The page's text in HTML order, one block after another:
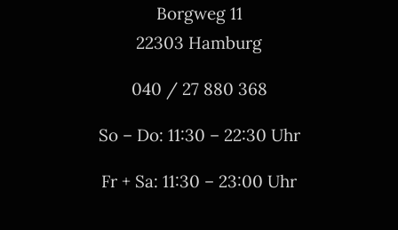
Borgweg 11
22303 Hamburg
040 / 27 880 368
So – Do: 11:30 – 22:30 Uhr
Fr + Sa: 11:30 – 23:00 Uhr